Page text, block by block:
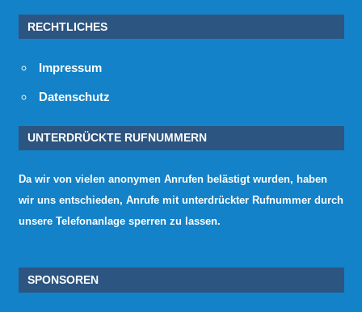
RECHTLICHES
Impressum
Datenschutz
UNTERDRÜCKTE RUFNUMMERN
Da wir von vielen anonymen Anrufen belästigt wurden, haben
wir uns entschieden, Anrufe mit unterdrückter Rufnummer durch
unsere Telefonanlage sperren zu lassen.
SPONSOREN